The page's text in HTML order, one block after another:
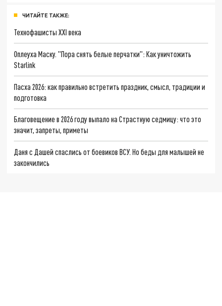
ЧИТАЙТЕ ТАКЖЕ:
Технофашисты XXI века
Оплеуха Маску. "Пора снять белые перчатки": Как уничтожить
Starlink
Пасха 2026: как правильно встретить праздник, смысл, традиции и
подготовка
Благовещение в 2026 году выпало на Страстную седмицу: что это
значит, запреты, приметы
Даня с Дашей спаслись от боевиков ВСУ. Но беды для малышей не
закончились